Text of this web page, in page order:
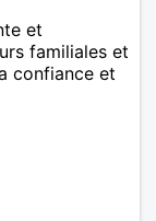
et
familiales et
confiance et